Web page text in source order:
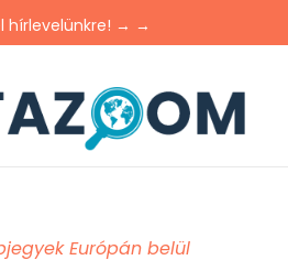
hírlevelünkre! → →
Európán belül